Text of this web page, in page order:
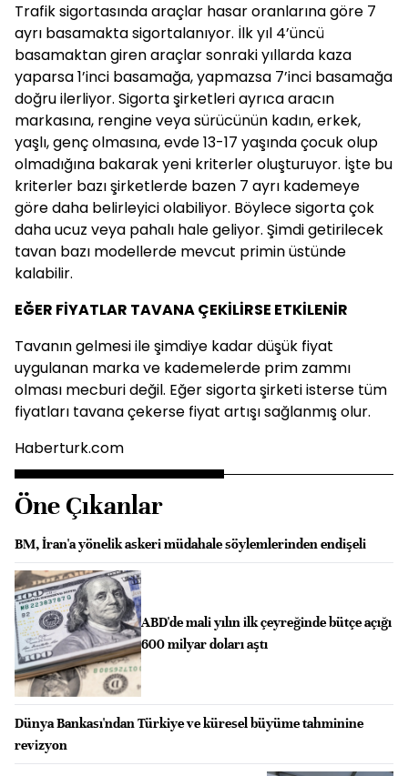
Trafik sigortasında araçlar hasar oranlarına göre 7
ayrı basamakta sigortalanıyor. İlk yıl 4’üncü
basamaktan giren araçlar sonraki yıllarda kaza
yaparsa 1’inci basamağa, yapmazsa 7’inci basamağa
doğru ilerliyor. Sigorta şirketleri ayrıca aracın
markasına, rengine veya sürücünün kadın, erkek,
yaşlı, genç olmasına, evde 13-17 yaşında çocuk olup
olmadığına bakarak yeni kriterler oluşturuyor. İşte bu
kriterler bazı şirketlerde bazen 7 ayrı kademeye
göre daha belirleyici olabiliyor. Böylece sigorta çok
daha ucuz veya pahalı hale geliyor. Şimdi getirilecek
tavan bazı modellerde mevcut primin üstünde
kalabilir.
EĞER FİYATLAR TAVANA ÇEKİLİRSE ETKİLENİR
Tavanın gelmesi ile şimdiye kadar düşük fiyat
uygulanan marka ve kademelerde prim zammı
olması mecburi değil. Eğer sigorta şirketi isterse tüm
fiyatları tavana çekerse fiyat artışı sağlanmış olur.
Haberturk.com
Öne Çıkanlar
BM, İran'a yönelik askeri müdahale söylemlerinden endişeli
ABD'de mali yılın ilk çeyreğinde bütçe açığı
600 milyar doları aştı
Dünya Bankası'ndan Türkiye ve küresel büyüme tahminine
revizyon